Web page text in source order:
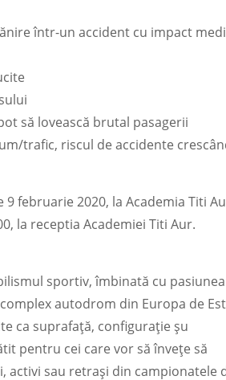
într-un accident cu impact
să lovească brutal pasagerii
trafic, riscul de accidente
februarie 2020, la Academia Titi
la receptia Academiei Titi Aur.
sportiv, îmbinată cu
autodrom din Europa de Est
ca suprafață, configurație șu
pentru cei care vor să învețe să
activi sau retrași din campionatele